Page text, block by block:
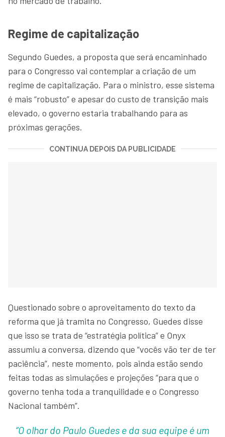
Regime de capitalização
Segundo Guedes, a proposta que será encaminhado
para o Congresso vai contemplar a criação de um
regime de capitalização. Para o ministro, esse sistema
é mais “robusto” e apesar do custo de transição mais
elevado, o governo estaria trabalhando para as
próximas gerações.
CONTINUA DEPOIS DA PUBLICIDADE
Questionado sobre o aproveitamento do texto da
reforma que já tramita no Congresso, Guedes disse
que isso se trata de “estratégia política” e Onyx
assumiu a conversa, dizendo que “vocês vão ter de ter
paciência”, neste momento, pois ainda estão sendo
feitas todas as simulações e projeções “para que o
governo tenha toda a tranquilidade e o Congresso
Nacional também”.
“O olhar do Paulo Guedes e da sua equipe é um